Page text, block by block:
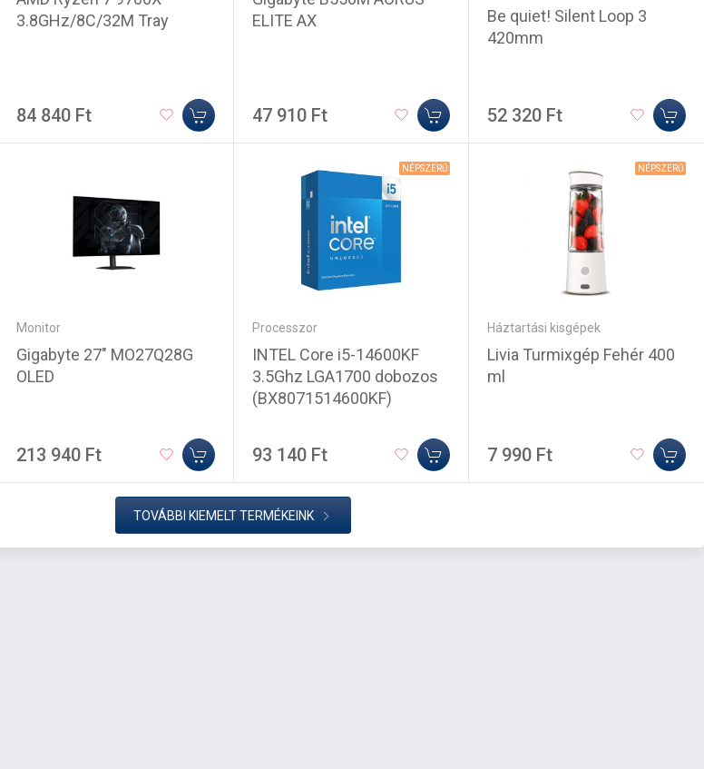
3.8GHz/8C/32M Tray
84 840 Ft
ELITE AX
47 910 Ft
Be quiet! Silent Loop 3
420mm
52 320 Ft
Monitor
Gigabyte 27" MO27Q28G
OLED
213 940 Ft
NÉPSZERŰ
Processzor
INTEL Core i5-14600KF
3.5Ghz LGA1700 dobozos
(BX8071514600KF)
93 140 Ft
NÉPSZERŰ
Háztartási kisgépek
Livia Turmixgép Fehér 400
ml
7 990 Ft
TOVÁBBI KIEMELT TERMÉKEINK